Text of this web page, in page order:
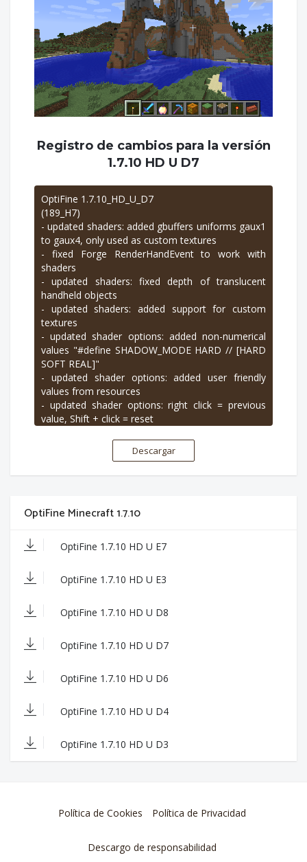
Registro de cambios para la versión
1.7.10 HD U D7
OptiFine 1.7.10_HD_U_D7
(189_H7)
- updated shaders: added gbuffers uniforms gaux1
to gaux4, only used as custom textures
- fixed Forge RenderHandEvent to work with
shaders
- updated shaders: fixed depth of translucent
handheld objects
- updated shaders: added support for custom
textures
- updated shader options: added non-numerical
values "#define SHADOW_MODE HARD // [HARD
SOFT REAL]"
- updated shader options: added user friendly
values from resources
- updated shader options: right click = previous
value, Shift + click = reset
- added shader macros for OS, OpenGL version,
GLSL version, GPU vendor and GPU renderer
- added shader uniform "worldDay"
- fixed shaders to save options on ESC
- fixed NPE in shaders when renderViewEntity is
- fixed transparent hand with shaders when the
world border is visible
textures
"frameTime"
- added shaders option to skip framebuffer texture
- fixed shaders bug: centerDepthSmooth not
- fixed shaders using upPosition from previous
- added block ID mapping for shaders
- updated shaders to use "gbuffers_armor_glint"
for enchanted handheld and dropped items
modern GPUs
- enabled shader variable "ambientOcclusionLevel"
Descargar
OptiFine Minecraft 1.7.10
OptiFine 1.7.10 HD U E7
OptiFine 1.7.10 HD U E3
OptiFine 1.7.10 HD U D8
OptiFine 1.7.10 HD U D7
OptiFine 1.7.10 HD U D6
OptiFine 1.7.10 HD U D4
OptiFine 1.7.10 HD U D3
Política de Cookies Política de Privacidad
Descargo de responsabilidad